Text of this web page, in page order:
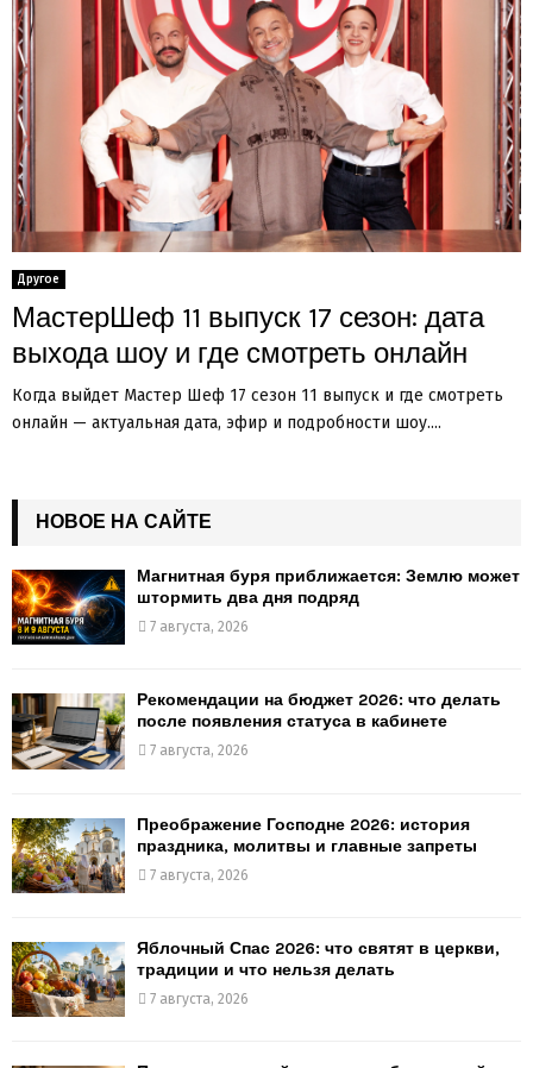
Другое
МастерШеф 11 выпуск 17 сезон: дата
выхода шоу и где смотреть онлайн
Когда выйдет Мастер Шеф 17 сезон 11 выпуск и где смотреть
онлайн — актуальная дата, эфир и подробности шоу....
НОВОЕ НА САЙТЕ
Магнитная буря приближается: Землю может
штормить два дня подряд
7 августа, 2026
Рекомендации на бюджет 2026: что делать
после появления статуса в кабинете
7 августа, 2026
Преображение Господне 2026: история
праздника, молитвы и главные запреты
7 августа, 2026
Яблочный Спас 2026: что святят в церкви,
традиции и что нельзя делать
7 августа, 2026